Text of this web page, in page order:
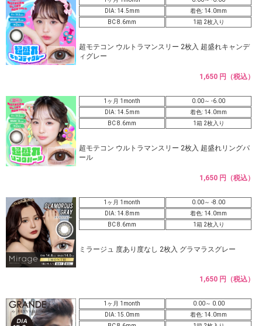
DIA: 14.5mm
着色: 14.0mm
BC 8.6mm
1箱 2枚入り
超モテコン ウルトラマンスリー 2枚入 超盛れキャンデ
ィグレー
1,650 円（税込）
1ヶ月 1month
0.00～ -6.00
DIA: 14.5mm
着色: 14.0mm
BC 8.6mm
1箱 2枚入り
超モテコン ウルトラマンスリー 2枚入 超盛れリングパ
ール
1,650 円（税込）
1ヶ月 1month
0.00～ -8.00
DIA: 14.8mm
着色: 14.0mm
BC 8.6mm
1箱 2枚入り
ミラージュ 度あり度なし 2枚入 グラマラスグレー
1,650 円（税込）
1ヶ月 1month
0.00～ 0.00
DIA: 15.0mm
着色: 14.0mm